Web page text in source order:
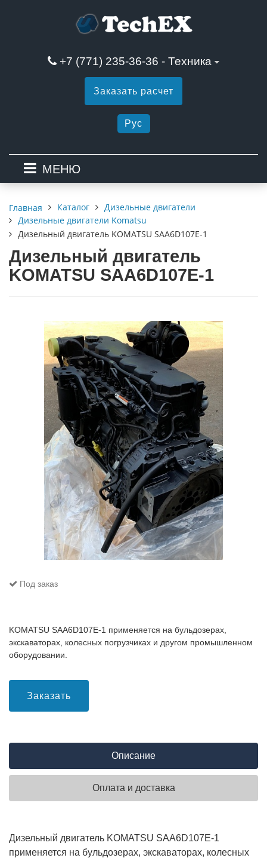
+7 (771) 235-36-36 - Техника
Заказать расчет
Рус
МЕНЮ
Главная Каталог
Дизельные двигатели
Дизельные двигатели Komatsu
Дизельный двигатель KOMATSU SAA6D107E-1
Дизельный двигатель
KOMATSU SAA6D107E-1
Под заказ
KOMATSU SAA6D107E-1 применяется на бульдозерах,
экскаваторах, колесных погрузчиках и другом промышленном
оборудовании.
Заказать
Описание
Оплата и доставка
Дизельный двигатель KOMATSU SAA6D107E-1
применяется на бульдозерах, экскаваторах, колесных